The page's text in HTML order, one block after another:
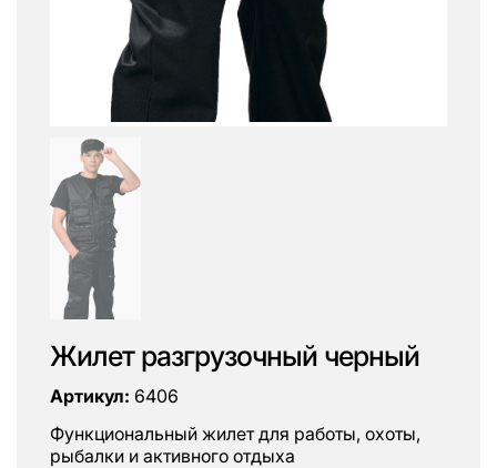
Жилет разгрузочный черный
Артикул: 6406
Функциональный жилет для работы, охоты,
рыбалки и активного отдыха